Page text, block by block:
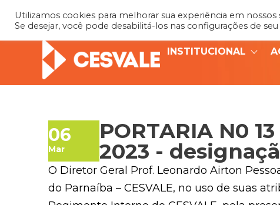
INSTITUCIONAL
06
Mar
PORTARIA N0
2023 -
O Diretor Geral Prof. Leonardo Airton
do Parnaíba – CESVALE, no uso de suas
Utilizamos cookies para melhorar sua experiência em
Se desejar, você pode desabilitá-los nas configurações de